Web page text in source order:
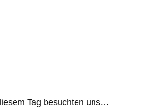
Tag besuchten uns…